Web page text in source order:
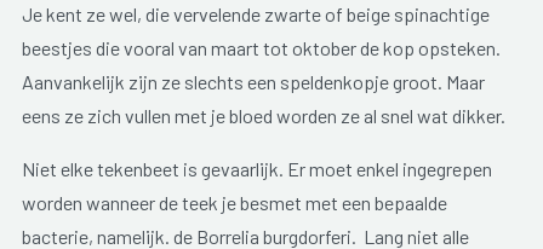
Je kent ze wel, die vervelende zwarte of beige spinachtige
beestjes die vooral van maart tot oktober de kop opsteken.
Aanvankelijk zijn ze slechts een speldenkopje groot. Maar
eens ze zich vullen met je bloed worden ze al snel wat dikker.
Niet elke tekenbeet is gevaarlijk. Er moet enkel ingegrepen
worden wanneer de teek je besmet met een bepaalde
bacterie, namelijk. de Borrelia burgdorferi. Lang niet alle